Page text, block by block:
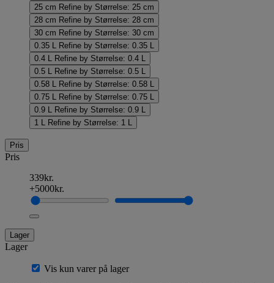
25 cm Refine by Størrelse: 25 cm
28 cm Refine by Størrelse: 28 cm
30 cm Refine by Størrelse: 30 cm
0.35 L
Refine by Størrelse: 0.35 L
0.4 L
Refine by Størrelse: 0.4 L
0.5 L
Refine by Størrelse: 0.5 L
0.58 L
Refine by Størrelse: 0.58 L
0.75 L
Refine by Størrelse: 0.75 L
0.9 L
Refine by Størrelse: 0.9 L
1 L
Refine by Størrelse: 1 L
Pris
Pris
339kr.
+5000kr.
Lager
Lager
Vis kun varer på lager